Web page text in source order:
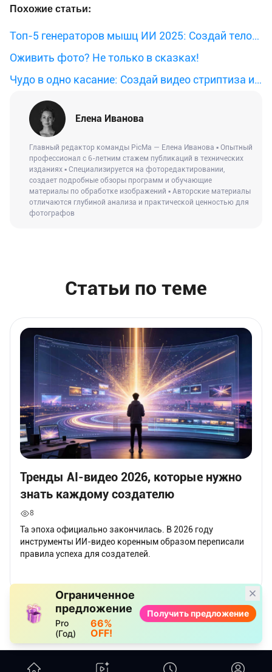
Похожие статьи:
Топ-5 генераторов мышц ИИ 2025: Создай тело
одним кликом
Оживить фото? Не только в сказках!
Чудо в одно касание: Создай видео стриптиза из
фото с PicMa AI!
Елена Иванова
Главный редактор команды PicMa — Елена Иванова ▪ Опытный
профессионал с 6-летним стажем публикаций в технических
изданиях ▪ Специализируется на фоторедактировании,
создает подробные обзоры программ и обучающие
материалы по обработке изображений ▪ Авторские материалы
отличаются глубиной анализа и практической ценностью для
фотографов
Статьи по теме
Тренды AI-видео 2026, которые нужно
знать каждому создателю
8
Та эпоха официально закончилась. В 2026 году
инструменты ИИ-видео коренным образом переписали
правила успеха для создателей.
Ограниченное
предложение
Pro
(Год)
66%
OFF!
Получить предложение